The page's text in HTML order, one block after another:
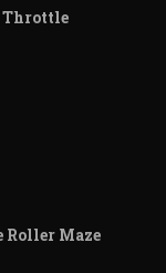
Throttle
Maze